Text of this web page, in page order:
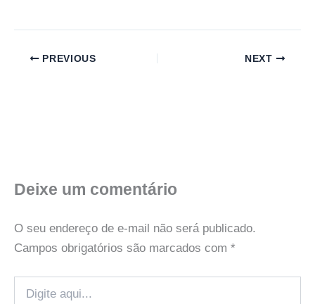
PREVIOUS NEXT
Deixe um comentário
O seu endereço de e-mail não será publicado.
Campos obrigatórios são marcados com *
aqui...